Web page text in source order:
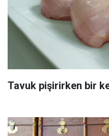
Tavuk pişirirken bir